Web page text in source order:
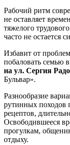
Рабочий ритм
не оставляет
тяжелого
часто не остается
Избавит от
побаловать семью
на ул. Сергия
Бульвар».
Разнообразие
рутинных походов
рецептов,
Освободившееся
прогулкам,
отдыху.